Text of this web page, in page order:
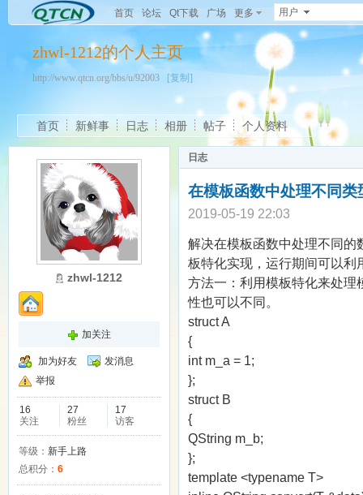
首页 论坛 Qt下载 广场 更多 用户
zhwl-1212的个人主页
http://www.qtcn.org/bbs/u/92003 [复制]
首页 新鲜事 日志 相册 帖子 个人资料
zhwl-1212
加关注
加为好友
发消息
举报
16
关注
27
粉丝
17
访客
等级： 新手上路
总积分： 6
日志
在模板函数中处理不同类
2019-05-19 22:03
解决在模板函数中处理不同的
板特化实现，运行期间可以利
方法一：利用模板特化来处理
性也可以不同。
struct A
{
int m_a = 1;
};
struct B
{
QString m_b;
};
template <typename T>